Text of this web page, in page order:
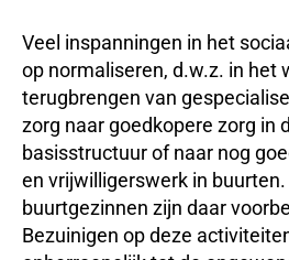
Veel inspanningen in het
op normaliseren, d.w.z. in het
terugbrengen van
zorg naar goedkopere zorg in
basisstructuur of naar nog
en vrijwilligerswerk in buurten.
buurtgezinnen zijn daar
Bezuinigen op deze